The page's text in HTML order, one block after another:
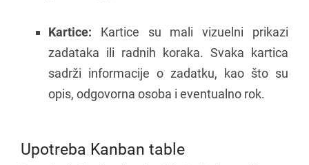
Kartice: Kartice su mali vizuelni prikazi
zadataka ili radnih koraka. Svaka kartica
sadrži informacije o zadatku, kao što su
opis, odgovorna osoba i eventualno rok.
Upotreba Kanban table